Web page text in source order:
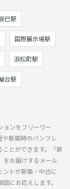
巳駅
国際展示場駅
浜松町駅
台駅
ョンをフリーワー
や新築時のパンフレ
ことができます。「新
をお届けするメール
トが新築・中古に
にお応えします。